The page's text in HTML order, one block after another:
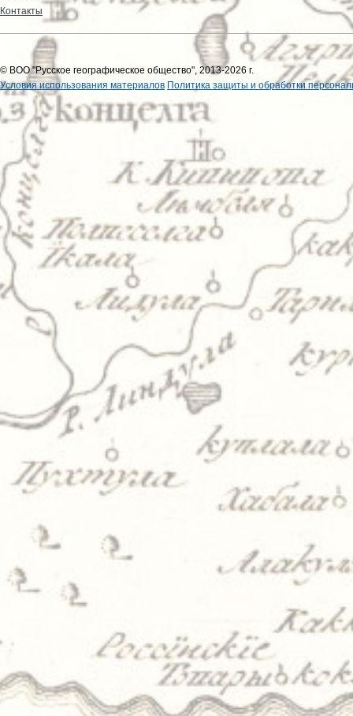
Контакты
© ВОО "Русское географическое общество", 2013-2026 г.
Условия использования материалов Политика защиты и обработки